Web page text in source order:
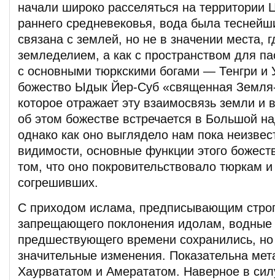
начали широко расселяться на территории
раннего средневековья, вода была
связана с землей, но не в значении места,
земледелием, а как с пространством для
с основными тюркскими богами — Тенгри и
божество Ыдык Йер-Суб «священная
которое отражает эту взаимосвязь земли
об этом божестве встречается в Большой
однако как оно выглядело нам пока
видимости, основные функции этого
том, что оно покровительствовало тюркам
согрешивших.
С приходом ислама, предписывающим
запрещающего поклонения идолам, водные
предшествующего времени сохранились, но
значительные изменения. Показательна
Хаурвататом и Амерататом. Наверное в